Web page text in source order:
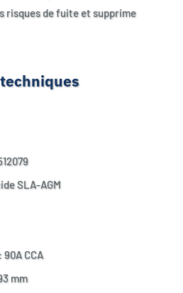
risques de fuite et supprime
SLA-AGM
CCA
mm